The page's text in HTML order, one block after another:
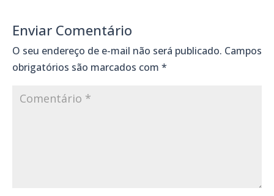
Enviar Comentário
O seu endereço de e-mail não será publicado. Campos
obrigatórios são marcados com *